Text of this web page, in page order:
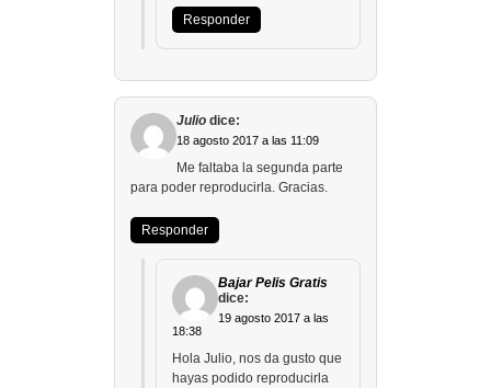
Responder
Julio dice:
18 agosto 2017 a las 11:09
Me faltaba la segunda parte
para poder reproducirla. Gracias.
Responder
Bajar Pelis Gratis
dice:
19 agosto 2017 a las
18:38
Hola Julio, nos da gusto que
hayas podido reproducirla